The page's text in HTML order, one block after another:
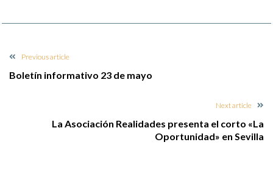
Previous article
Boletín informativo 23 de mayo
Next article
La Asociación Realidades presenta el corto «La
Oportunidad» en Sevilla